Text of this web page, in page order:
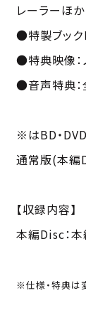
レーラーほか
●特製ブック
●特典映像：
●音声特典
※はBD・
通常版(本編
【収録内容】
本編Disc：
※仕様・特典は